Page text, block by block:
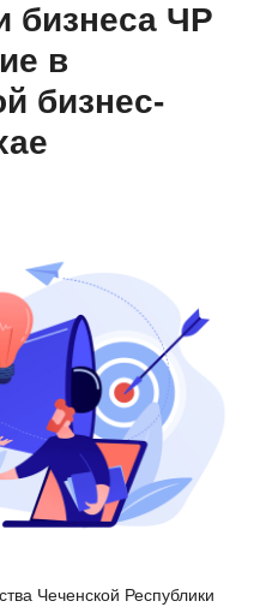
бизнеса ЧР
в
бизнес-
Чеченской Республики